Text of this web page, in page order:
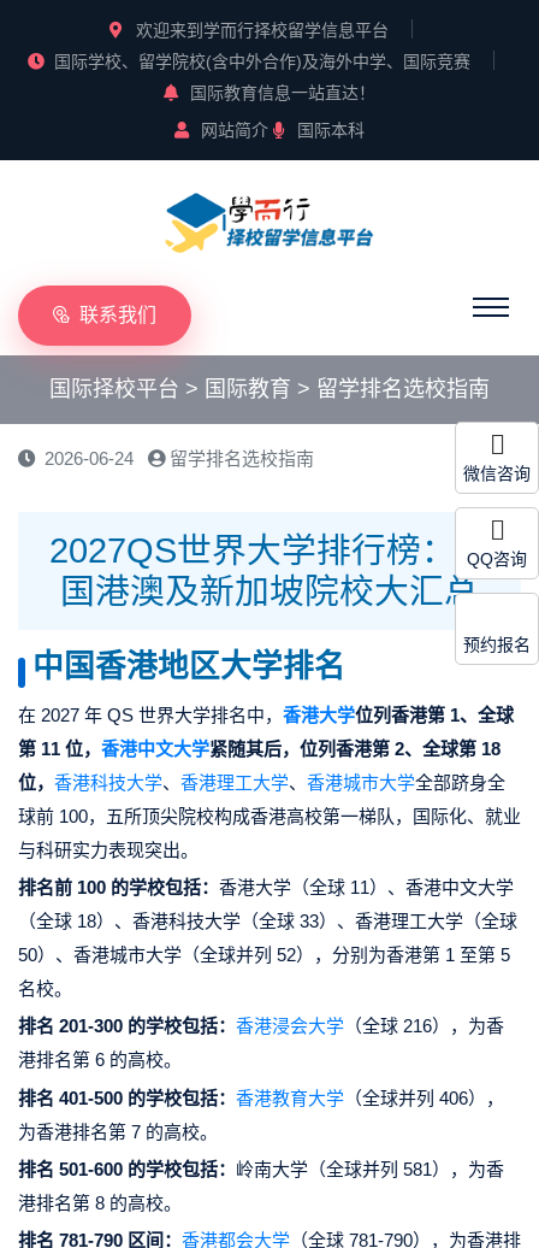
欢迎来到学而行择校留学信息平台
国际学校、留学院校(含中外合作)及海外中学、国际竞赛
国际教育信息一站直达！
网站简介
国际本科
联系我们
国际择校平台 > 国际教育 > 留学排名选校指南
2026-06-24 留学排名选校指南
2027QS世界大学排行榜：中
国港澳及新加坡院校大汇总
中国香港地区大学排名
在 2027 年 QS 世界大学排名中， 香港大学位列香港第 1、全球
第 11 位， 香港中文大学紧随其后，位列香港第 2、全球第 18
位， 香港科技大学、 香港理工大学、 香港城市大学全部跻身全
球前 100，五所顶尖院校构成香港高校第一梯队，国际化、就业
与科研实力表现突出。
排名前 100 的学校包括： 香港大学（全球 11）、香港中文大学
（全球 18）、香港科技大学（全球 33）、香港理工大学（全球
50）、香港城市大学（全球并列 52），分别为香港第 1 至第 5
名校。
排名 201-300 的学校包括： 香港浸会大学 （全球 216），为香
港排名第 6 的高校。
排名 401-500 的学校包括： 香港教育大学 （全球并列 406），
为香港排名第 7 的高校。
排名 501-600 的学校包括： 岭南大学（全球并列 581），为香
港排名第 8 的高校。
排名 781-790 区间： 香港都会大学 （全球 781-790），为香港排
微信咨询
QQ咨询
预约报名